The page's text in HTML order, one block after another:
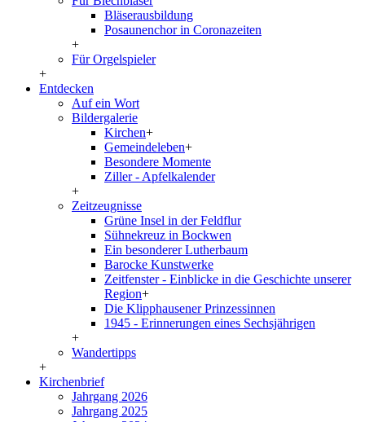
Bläserausbildung
Posaunenchor in Coronazeiten
+
Für Orgelspieler
+
Entdecken
Auf ein Wort
Bildergalerie
Kirchen+
Gemeindeleben+
Besondere Momente
Ziller - Apfelkalender
+
Zeitzeugnisse
Grüne Insel in der Feldflur
Sühnekreuz in Bockwen
Ein besonderer Lutherbaum
Barocke Kunstwerke
Zeitfenster - Einblicke in die Geschichte unserer
Region+
Die Klipphausener Prinzessinnen
1945 - Erinnerungen eines Sechsjährigen
+
Wandertipps
+
Kirchenbrief
Jahrgang 2026
Jahrgang 2025